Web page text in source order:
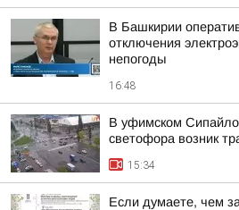
В Башкирии
отключения
непогоды
16:48
В уфимском
светофора возник
15:34
Если думаете, чем